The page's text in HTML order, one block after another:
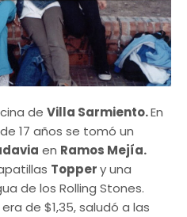
de Villa Sarmiento.En
17 años se tomó un
en Ramos Mejía.
Toppery una
de los Rolling Stones.
de $1,35, saludó a las